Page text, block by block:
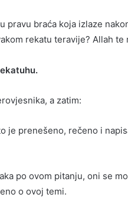
braća koja izlaze
rekatu teravije? Allah te
a zatim:
je prenešeno, rečeno i
po ovom pitanju, oni se
o ovoj temi.